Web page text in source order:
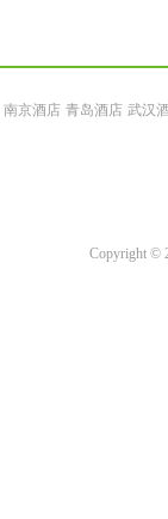
南京酒店 青岛酒店 武汉
Copyright ©